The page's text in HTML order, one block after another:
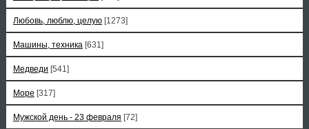
Любовь, люблю, целую [1273]
Машины, техника [631]
Медведи [541]
Море [317]
Мужской день - 23 февраля [72]